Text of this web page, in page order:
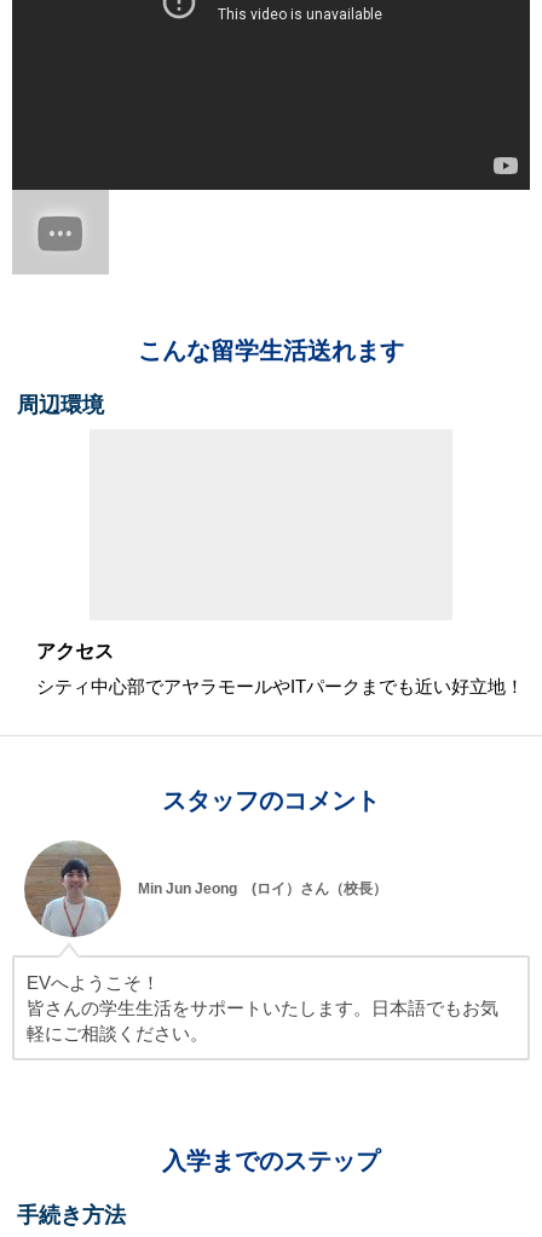
こんな留学生活送れます
周辺環境
アクセス
シティ中心部でアヤラモールやITパークまでも近い好立地！
スタッフのコメント
Min Jun Jeong (ロイ）さん（校長）
EVへようこそ！
皆さんの学生生活をサポートいたします。日本語でもお気
軽にご相談ください。
入学までのステップ
手続き方法